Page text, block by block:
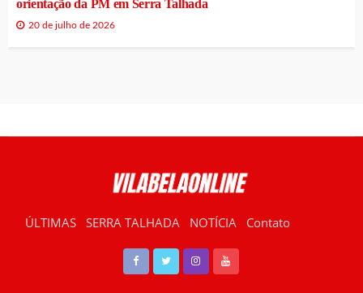
orientação da PM em Serra Talhada
20 de julho de 2026
ÚLTIMAS SERRA TALHADA NOTÍCIA Contato